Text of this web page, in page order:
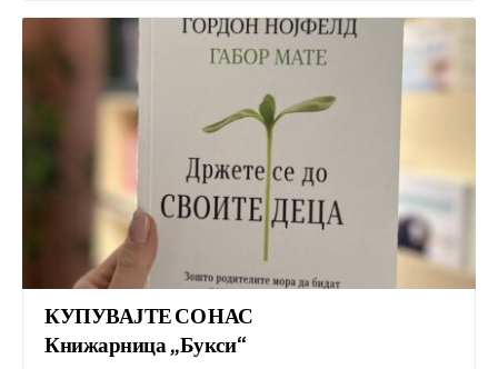
КУПУВАЈТЕ СО НАС
Книжарница „Букси“